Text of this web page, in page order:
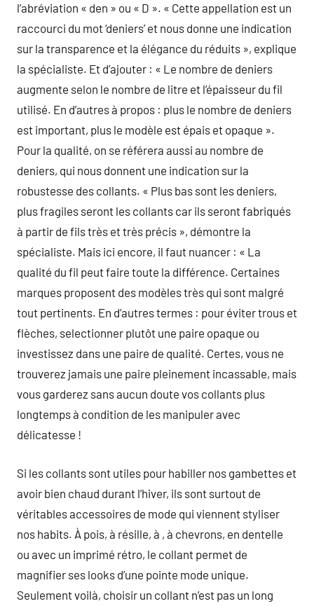
l’abréviation « den » ou « D ». « Cette appellation est un
raccourci du mot ‘deniers’ et nous donne une indication
sur la transparence et la élégance du réduits », explique
la spécialiste. Et d’ajouter : « Le nombre de deniers
augmente selon le nombre de litre et l’épaisseur du fil
utilisé. En d’autres à propos : plus le nombre de deniers
est important, plus le modèle est épais et opaque ».
Pour la qualité, on se référera aussi au nombre de
deniers, qui nous donnent une indication sur la
robustesse des collants. « Plus bas sont les deniers,
plus fragiles seront les collants car ils seront fabriqués
à partir de fils très et très précis », démontre la
spécialiste. Mais ici encore, il faut nuancer : « La
qualité du fil peut faire toute la différence. Certaines
marques proposent des modèles très qui sont malgré
tout pertinents. En d’autres termes : pour éviter trous et
flèches, selectionner plutôt une paire opaque ou
investissez dans une paire de qualité. Certes, vous ne
trouverez jamais une paire pleinement incassable, mais
vous garderez sans aucun doute vos collants plus
longtemps à condition de les manipuler avec
délicatesse !
Si les collants sont utiles pour habiller nos gambettes et
avoir bien chaud durant l’hiver, ils sont surtout de
véritables accessoires de mode qui viennent styliser
nos habits. À pois, à résille, à , à chevrons, en dentelle
ou avec un imprimé rétro, le collant permet de
magnifier ses looks d’une pointe mode unique.
Seulement voilà, choisir un collant n’est pas un long